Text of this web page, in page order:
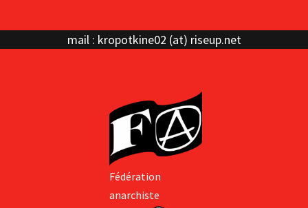
mail : kropotkine02 (at) riseup.net
Fédération
anarchiste